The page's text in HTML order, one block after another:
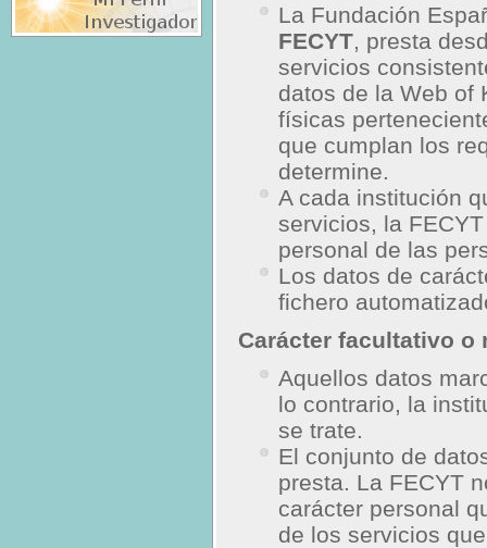
La Fundación
FECYT, presta
servicios
datos de la Web of
físicas
que cumplan los
determine.
A cada institución
servicios, la
personal de las
Los datos de
fichero
Carácter facultativo o
Aquellos datos
lo contrario, la
se trate.
El conjunto de
presta. La FECYT
carácter personal
de los servicios